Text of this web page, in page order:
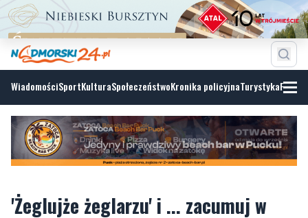
WiadomościSportKulturaSpołeczeństwoKronika policyjnaTurystyka
'Żeglujże żeglarzu' i ... zacumuj w
niedziela, 23 lipca 2023, 06:02